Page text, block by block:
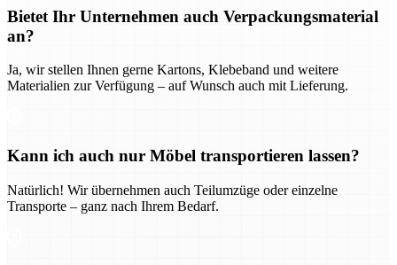
Bietet Ihr Unternehmen auch Verpackungsmaterial
an?
Ja, wir stellen Ihnen gerne Kartons, Klebeband und weitere
Materialien zur Verfügung – auf Wunsch auch mit Lieferung.
Kann ich auch nur Möbel transportieren lassen?
Natürlich! Wir übernehmen auch Teilumzüge oder einzelne
Transporte – ganz nach Ihrem Bedarf.